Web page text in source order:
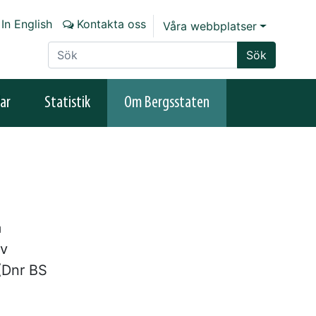
In English Kontakta oss
Våra webbplatser
Sök på sajten
Sök
Statistik Om Bergsstaten
BS